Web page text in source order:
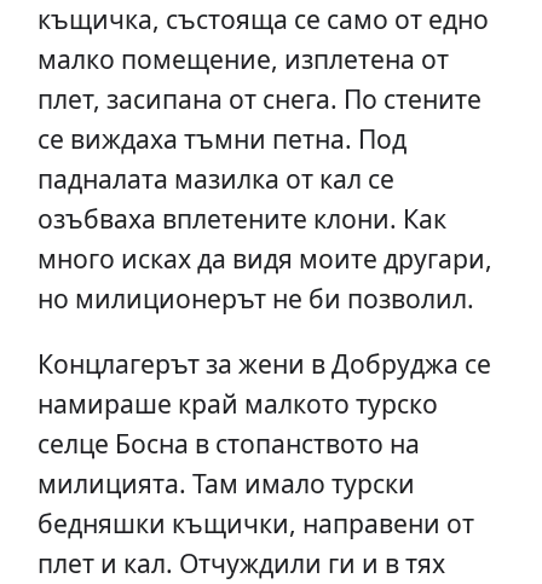
къщичка, състояща се само от едно
малко помещение, изплетена от
плет, засипана от снега. По стените
се виждаха тъмни петна. Под
падналата мазилка от кал се
озъбваха вплетените клони. Как
много исках да видя моите другари,
но милиционерът не би позволил.
Концлагерът за жени в Добруджа се
намираше край малкото турско
селце Босна в стопанството на
милицията. Там имало турски
бедняшки къщички, направени от
плет и кал. Отчуждили ги и в тях